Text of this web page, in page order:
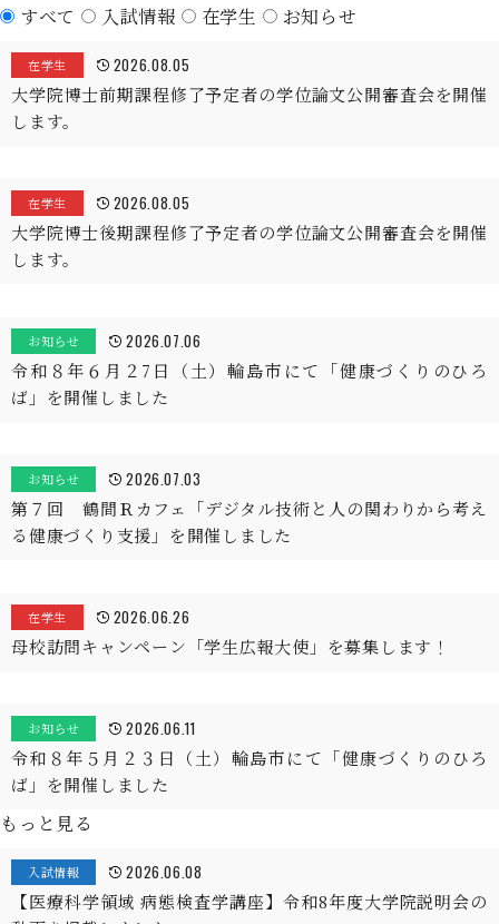
すべて 入試情報 在学生 お知らせ
在学生 2026.08.05
大学院博士前期課程修了予定者の学位論文公開審査会を開催
します。
在学生 2026.08.05
大学院博士後期課程修了予定者の学位論文公開審査会を開催
します。
お知らせ 2026.07.06
令和８年６月２7日（土）輪島市にて「健康づくりのひろ
ば」を開催しました
お知らせ 2026.07.03
第７回 鶴間Ｒカフェ「デジタル技術と人の関わりから考え
る健康づくり支援」を開催しました
在学生 2026.06.26
母校訪問キャンペーン「学生広報大使」を募集します！
お知らせ 2026.06.11
令和８年５月２３日（土）輪島市にて「健康づくりのひろ
ば」を開催しました
もっと見る
入試情報 2026.06.08
【医療科学領域 病態検査学講座】令和8年度大学院説明会の